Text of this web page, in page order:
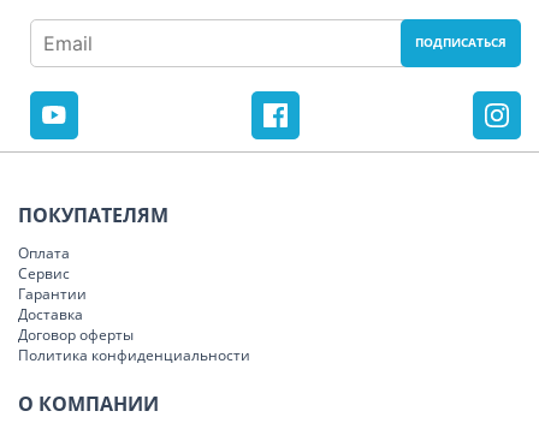
ПОКУПАТЕЛЯМ
Оплата
Сервис
Гарантии
Доставка
Договор оферты
Политика конфиденциальности
О КОМПАНИИ